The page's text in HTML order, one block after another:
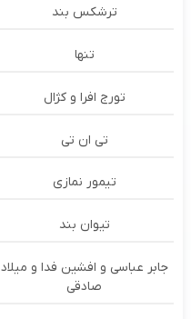
ترشكس بند
تنها
تورج افرا و کژال
تی ان تی
تیمور نمازی
تیوان بند
جابر عباسی و افشین فدا و میلاد
صادقی